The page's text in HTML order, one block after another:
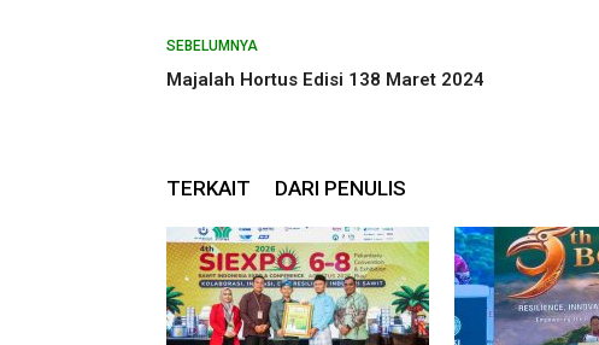
SEBELUMNYA
Majalah Hortus Edisi 138 Maret 2024
TERKAIT DARI PENULIS